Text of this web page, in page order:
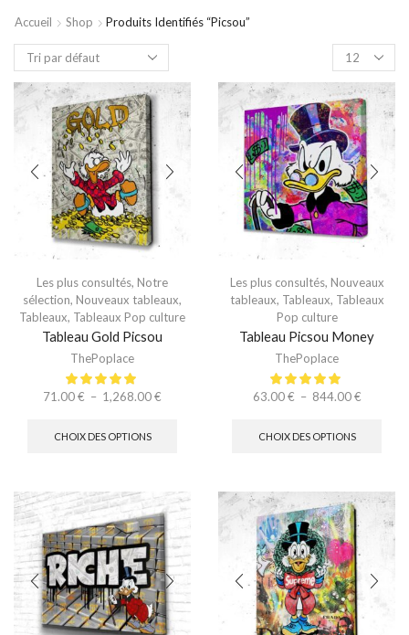
Accueil Shop Produits Identifiés “picsou”
Les plus consultés, Notre
sélection, Nouveaux tableaux,
Tableaux, Tableaux Pop culture
Tableau Gold Picsou
ThePoplace
71.00€ – 1,268.00€
CHOIX DES OPTIONS
Les plus consultés, Nouveaux
tableaux, Tableaux, Tableaux
Pop culture
Tableau Picsou Money
ThePoplace
63.00€ – 844.00€
CHOIX DES OPTIONS